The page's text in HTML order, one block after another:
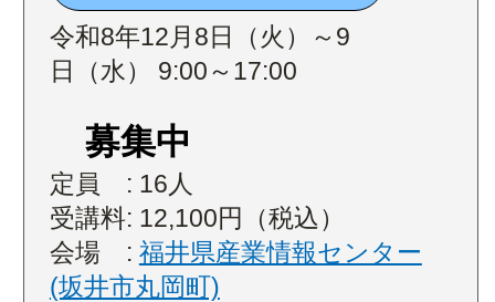
令和8年12月8日（火）～9
日（水） 9:00～17:00
募集中
定員 : 16人
受講料: 12,100円（税込）
会場 : 福井県産業情報センター
(坂井市丸岡町)